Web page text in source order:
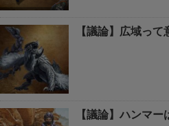
【議論】広域って
【議論】ハンマ